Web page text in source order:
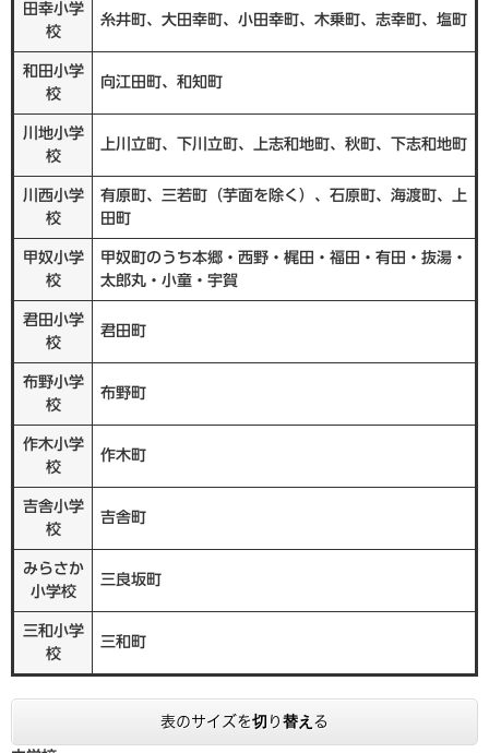
田幸小学
校
糸井町、大田幸町、小田幸町、木乗町、志幸町、塩町
和田小学
校
向江田町、和知町
川地小学
校
上川立町、下川立町、上志和地町、秋町、下志和地町
川西小学
校
有原町、三若町（芋面を除く）、石原町、海渡町、上
田町
甲奴小学
校
甲奴町のうち本郷・西野・梶田・福田・有田・抜湯・
太郎丸・小童・宇賀
君田小学
校
君田町
布野小学
校
布野町
作木小学
校
作木町
吉舎小学
校
吉舎町
みらさか
小学校
三良坂町
三和小学
校
三和町
表のサイズを切り替える